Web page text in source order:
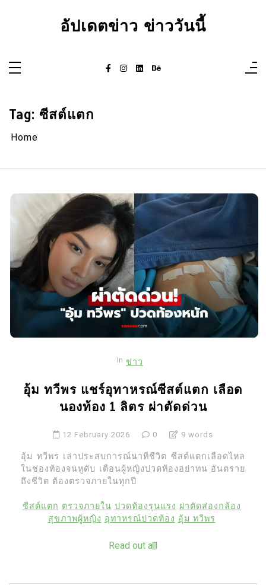
อัปเดตข่าว ข่าววันนี้
Tag: ซีสต์แตก
Home
In ข่าว
อุ้ม ทวีพร แชร์อุทาหรณ์ซีสต์แตก เลือด
นองท้อง 1 ลิตร ผ่าตัดด่วน
12 February 2026 0 9 words
อุ้ม ทวีพร เล่าประสบการณ์นาทีชีวิต ซีสต์แตกเลือดไหล
ในช่องท้องจนหูดับ เตือนผู้หญิงปวดท้องอย่าทน อันตราย
ถึงชีวิต ต้องตรวจภายในทุกปี
ซีสต์แตก ตรวจภายใน ปวดท้องรุนแรง ผ่าตัดส่องกล้อง
สุขภาพผู้หญิง อุทาหรณ์ปวดท้อง อุ้ม ทวีพร
Read out all